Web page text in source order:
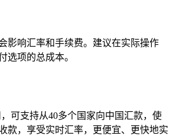
影响汇率和手续费。建议在实际操作
选项的总成本。
可支持从40多个国家向中国汇款，使
款，享受实时汇率，更便宜、更快地实